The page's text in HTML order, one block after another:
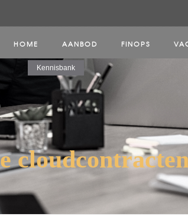
HOME AANBOD FINOPS
Kennisbank